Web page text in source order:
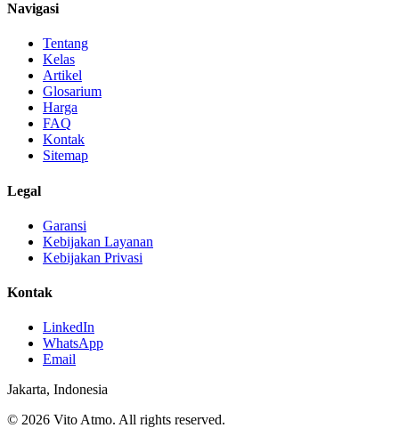
Navigasi
Tentang
Kelas
Artikel
Glosarium
Harga
FAQ
Kontak
Sitemap
Legal
Garansi
Kebijakan Layanan
Kebijakan Privasi
Kontak
LinkedIn
WhatsApp
Email
Jakarta, Indonesia
© 2026 Vito Atmo. All rights reserved.